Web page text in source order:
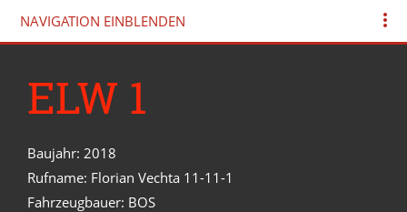
NAVIGATION EINBLENDEN
ELW 1
Baujahr: 2018
Rufname: Florian Vechta 11-11-1
Fahrzeugbauer: BOS